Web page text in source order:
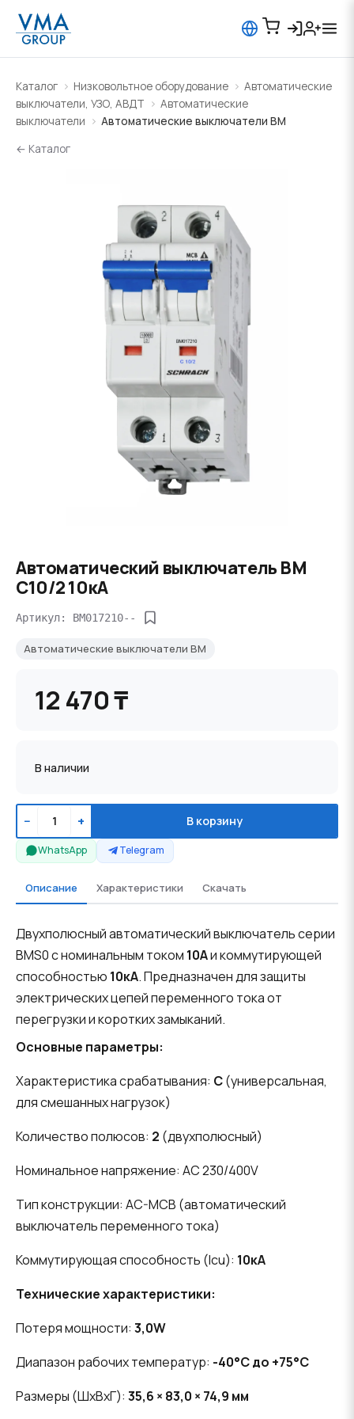
Каталог Низковольтное оборудование
Автоматические
выключатели, УЗО, АВДТ
Автоматические
выключатели
Автоматические выключатели BM
← Каталог
Автоматический выключатель BM
C10/2 10кА
Артикул: BM017210--
Автоматические выключатели BM
12 470 ₸
В наличии
− + В корзину
WhatsApp Telegram
Описание Характеристики Скачать
Двухполюсный автоматический выключатель серии
BMS0 с номинальным током 10Aи коммутирующей
способностью 10кА. Предназначен для защиты
электрических цепей переменного тока от
перегрузки и коротких замыканий.
Основные параметры:
Характеристика срабатывания: C(универсальная,
для смешанных нагрузок)
Количество полюсов: 2 (двухполюсный)
Номинальное напряжение: AC 230/400V
Тип конструкции: AC-MCB (автоматический
выключатель переменного тока)
Коммутирующая способность (Icu): 10кА
Технические характеристики:
Потеря мощности: 3,0W
Диапазон рабочих температур: -40°C до +75°C
Размеры (ШхВхГ): 35,6 × 83,0 × 74,9 мм